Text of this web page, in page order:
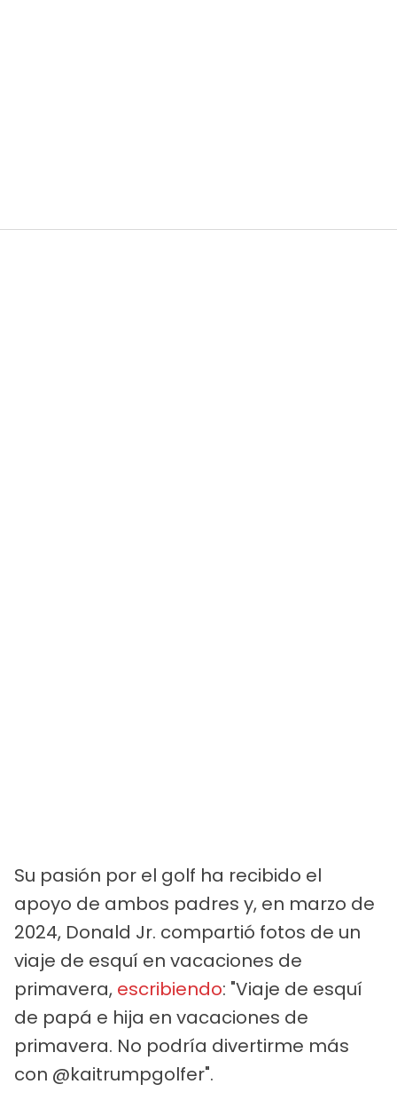
Su pasión por el golf ha recibido el
apoyo de ambos padres y, en marzo de
2024, Donald Jr. compartió fotos de un
viaje de esquí en vacaciones de
primavera, escribiendo: "Viaje de esquí
de papá e hija en vacaciones de
primavera. No podría divertirme más
con @kaitrumpgolfer".